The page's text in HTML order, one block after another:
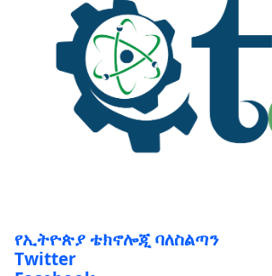
የኢትዮጵያ ቴክኖሎጂ ባለስልጣን
Twitter